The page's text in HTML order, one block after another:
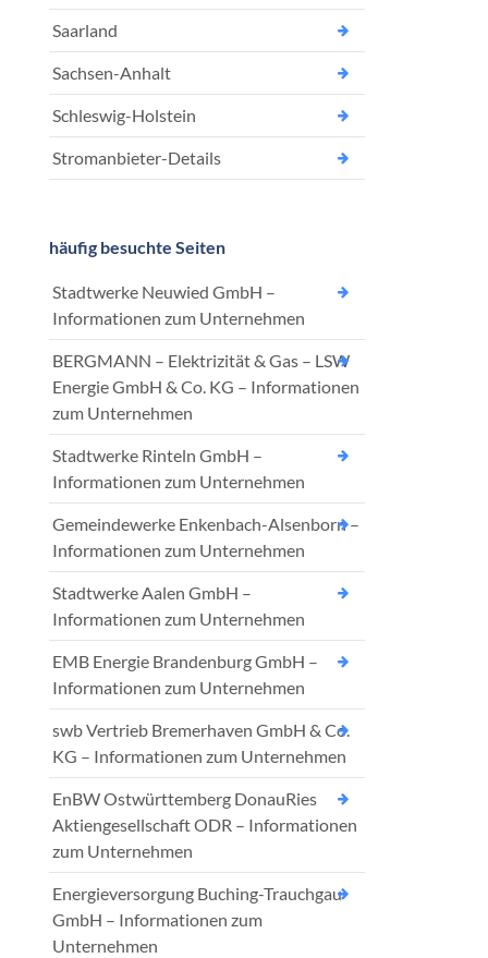
Saarland
Sachsen-Anhalt
Schleswig-Holstein
Stromanbieter-Details
häufig besuchte Seiten
Stadtwerke Neuwied GmbH –
Informationen zum Unternehmen
BERGMANN – Elektrizität & Gas – LSW
Energie GmbH & Co. KG – Informationen
zum Unternehmen
Stadtwerke Rinteln GmbH –
Informationen zum Unternehmen
Gemeindewerke Enkenbach-Alsenborn –
Informationen zum Unternehmen
Stadtwerke Aalen GmbH –
Informationen zum Unternehmen
EMB Energie Brandenburg GmbH –
Informationen zum Unternehmen
swb Vertrieb Bremerhaven GmbH & Co.
KG – Informationen zum Unternehmen
EnBW Ostwürttemberg DonauRies
Aktiengesellschaft ODR – Informationen
zum Unternehmen
Energieversorgung Buching-Trauchgau
GmbH – Informationen zum
Unternehmen